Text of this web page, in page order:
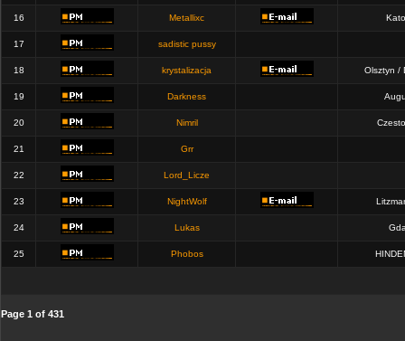
16 Metallixc
17 sadistic pussy
18 krystalizacja Olsztyn /
19 Darkness
20 Nimril
21 Grr
22 Lord_Licze
23 NightWolf
24 Lukas
25 Phobos
Page 1 of 431